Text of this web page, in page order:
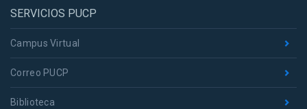
SERVICIOS PUCP
Campus Virtual
Correo PUCP
Biblioteca